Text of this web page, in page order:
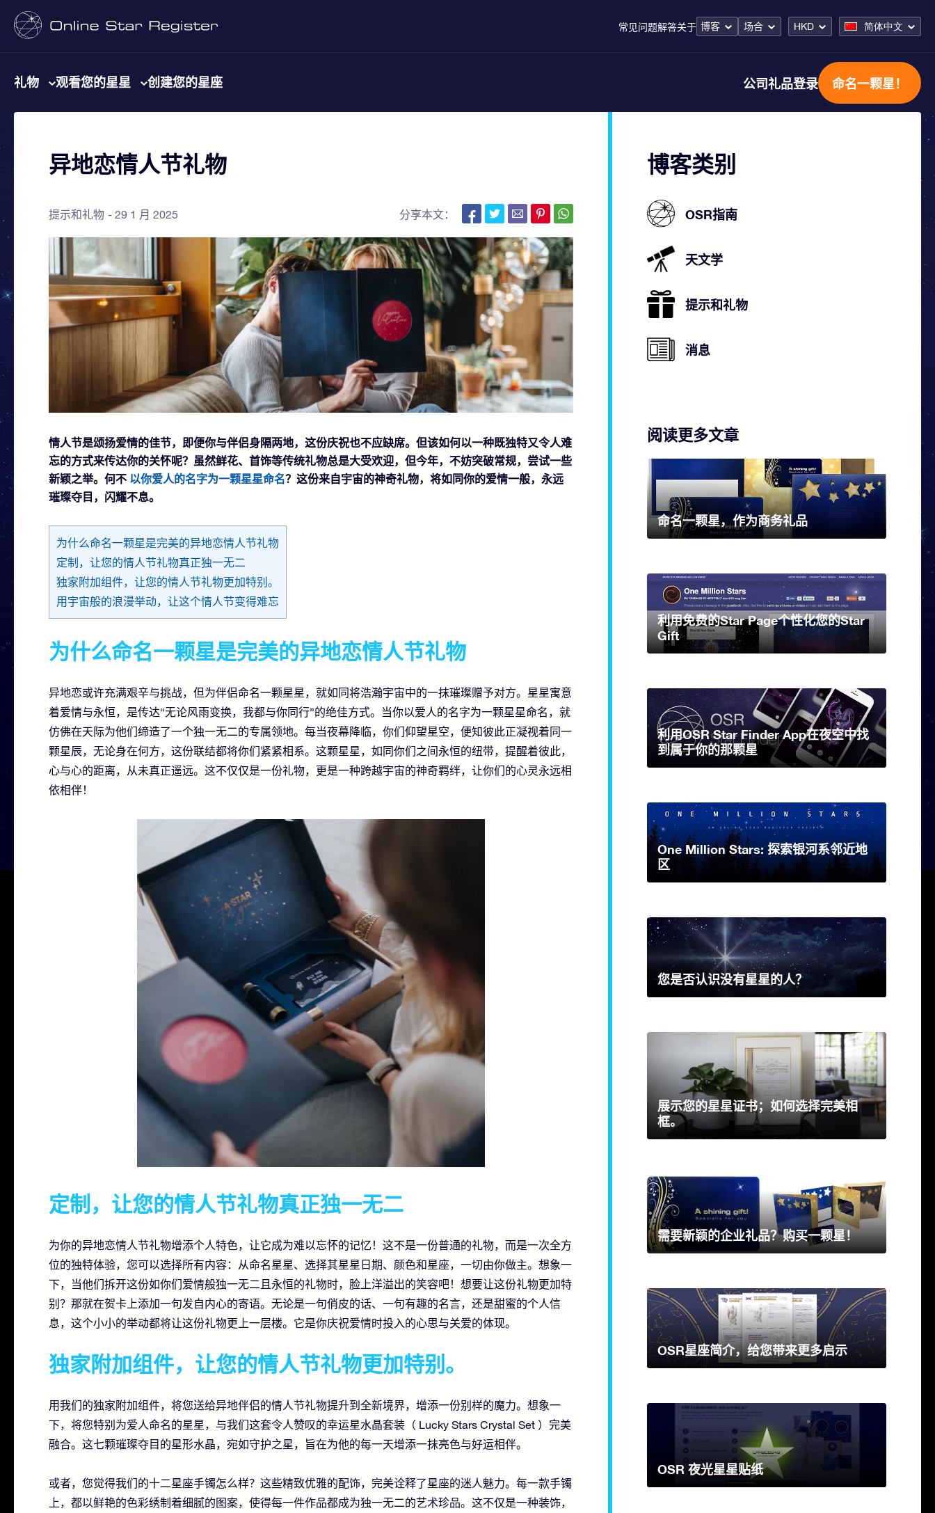
常见问题解答关于 博客 场合 HKD 简体中文
礼物 观看您的星星 创建您的星座 公司礼品登录 命名一颗星！
异地恋情人节礼物
提示和礼物 29 1 月 2025 分享本文：
情人节是颂扬爱情的佳节，即便你与伴侣身隔两地，这份庆祝也不应缺席。但该如何以一种既独特又令人难
忘的方式来传达你的关怀呢？虽然鲜花、首饰等传统礼物总是大受欢迎，但今年，不妨突破常规，尝试一些
新颖之举。何不 以你爱人的名字为一颗星星命名？这份来自宇宙的神奇礼物，将如同你的爱情一般，永远
璀璨夺目，闪耀不息。
为什么命名一颗星是完美的异地恋情人节礼物
定制，让您的情人节礼物真正独一无二
独家附加组件，让您的情人节礼物更加特别。
用宇宙般的浪漫举动，让这个情人节变得难忘
为什么命名一颗星是完美的异地恋情人节礼物
异地恋或许充满艰辛与挑战，但为伴侣命名一颗星星，就如同将浩瀚宇宙中的一抹璀璨赠予对方。星星寓意
着爱情与永恒，是传达“无论风雨变换，我都与你同行”的绝佳方式。当你以爱人的名字为一颗星星命名，就
仿佛在天际为他们缔造了一个独一无二的专属领地。每当夜幕降临，你们仰望星空，便知彼此正凝视着同一
颗星辰，无论身在何方，这份联结都将你们紧紧相系。这颗星星，如同你们之间永恒的纽带，提醒着彼此，
心与心的距离，从未真正遥远。这不仅仅是一份礼物，更是一种跨越宇宙的神奇羁绊，让你们的心灵永远相
依相伴！
定制，让您的情人节礼物真正独一无二
为你的异地恋情人节礼物增添个人特色，让它成为难以忘怀的记忆！这不是一份普通的礼物，而是一次全方
位的独特体验，您可以选择所有内容：从命名星星、选择其星星日期、颜色和星座，一切由你做主。想象一
下，当他们拆开这份如你们爱情般独一无二且永恒的礼物时，脸上洋溢出的笑容吧！想要让这份礼物更加特
别？那就在贺卡上添加一句发自内心的寄语。无论是一句俏皮的话、一句有趣的名言，还是甜蜜的个人信
息，这个小小的举动都将让这份礼物更上一层楼。它是你庆祝爱情时投入的心思与关爱的体现。
独家附加组件，让您的情人节礼物更加特别。
用我们的独家附加组件，将您送给异地伴侣的情人节礼物提升到全新境界，增添一份别样的魔力。想象一
下，将您特别为爱人命名的星星，与我们这套令人赞叹的幸运星水晶套装（ Lucky Stars Crystal Set ）完美
融合。这七颗璀璨夺目的星形水晶，宛如守护之星，旨在为他的每一天增添一抹亮色与好运相伴。
或者，您觉得我们的十二星座手镯怎么样？这些精致优雅的配饰，完美诠释了星座的迷人魅力。每一款手镯
上，都以鲜艳的色彩绣制着细腻的图案，使得每一件作品都成为独一无二的艺术珍品。这不仅是一种装饰，
博客类别
OSR指南
天文学
提示和礼物
消息
阅读更多文章
命名一颗星，作为商务礼品
利用免费的Star Page个性化您的Star
Gift
利用OSR Star Finder App在夜空中找
到属于你的那颗星
One Million Stars: 探索银河系邻近地
区
您是否认识没有星星的人？
展示您的星星证书；如何选择完美相
框。
需要新颖的企业礼品？购买一颗星！
OSR星座简介，给您带来更多启示
OSR 夜光星星贴纸